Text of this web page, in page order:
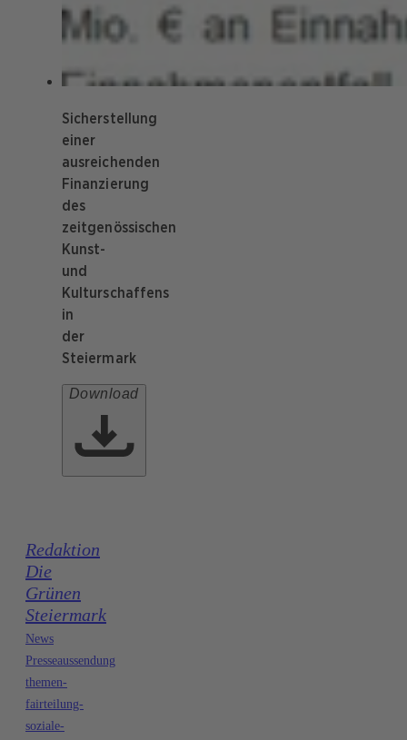
Sicherstellung
einer
ausreichenden
Finanzierung
des
zeitgenössischen
Kunst-
und
Kulturschaffens
in
der
Steiermark
Download
Redaktion
Die
Grünen
Steiermark
News
Presseaussendung
themen-
fairteilung-
soziale-